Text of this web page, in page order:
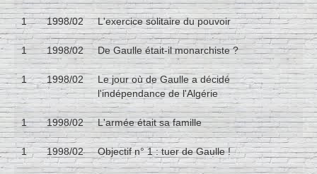
1 1998/02 L'exercice solitaire du pouvoir
1 1998/02 De Gaulle était-il monarchiste ?
1 1998/02
Le jour où de Gaulle a décidé
l'indépendance de l'Algérie
1 1998/02 L'armée était sa famille
1 1998/02 Objectif n° 1 : tuer de Gaulle !